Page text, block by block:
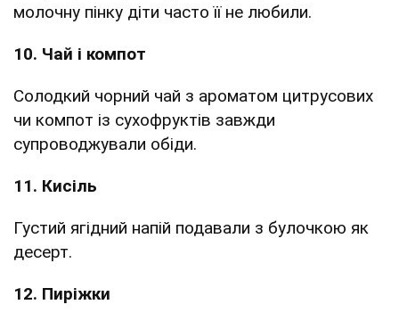
молочну пінку діти часто її не любили.
10. Чай і компот
Солодкий чорний чай з ароматом цитрусових
чи компот із сухофруктів завжди
супроводжували обіди.
11. Кисіль
Густий ягідний напій подавали з булочкою як
десерт.
12. Пиріжки